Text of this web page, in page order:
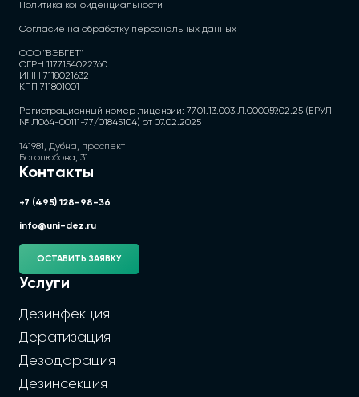
Политика конфиденциальности
Согласие на обработку персональных данных
ООО "ВЭБГЕТ"
ОГРН 1177154022760
ИНН 7118021632
КПП 711801001
Регистрационный номер лицензии: 77.01.13.003.Л.000059.02.25 (ЕРУЛ
№ Л064-00111-77/01845104) от 07.02.2025
141981, Дубна, проспект
Боголюбова, 31
Контакты
+7 (495) 128-98-36
info@uni-dez.ru
ОСТАВИТЬ ЗАЯВКУ
Услуги
Дезинфекция
Дератизация
Дезодорация
Дезинсекция